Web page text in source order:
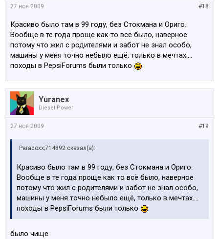
#18
27 ноя 2009
Красиво было там в 99 году, без Стокмана и Ориго.
Вообще в те года проще как то всё было, наверное
потому что жил с родителями и забот не знал особо,
машины у меня точно небыло ещё, только в мечтах....
походы в PepsiForums были только
Yuranex
Diesel Power
#19
27 ноя 2009
Paradoxx;714892 сказал(а):
Красиво было там в 99 году, без Стокмана и Ориго.
Вообще в те года проще как то всё было, наверное
потому что жил с родителями и забот не знал особо,
машины у меня точно небыло ещё, только в мечтах....
походы в PepsiForums были только
было чище